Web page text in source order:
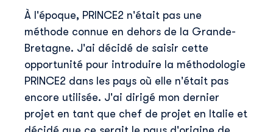
À l'époque, PRINCE2 n'était pas une
méthode connue en dehors de la Grande-
Bretagne. J'ai décidé de saisir cette
opportunité pour introduire la méthodologie
PRINCE2 dans les pays où elle n'était pas
encore utilisée. J'ai dirigé mon dernier
projet en tant que chef de projet en Italie et